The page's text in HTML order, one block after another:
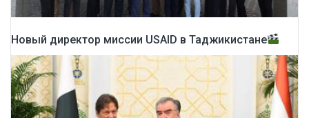
Новый директор миссии USAID в Таджикистане